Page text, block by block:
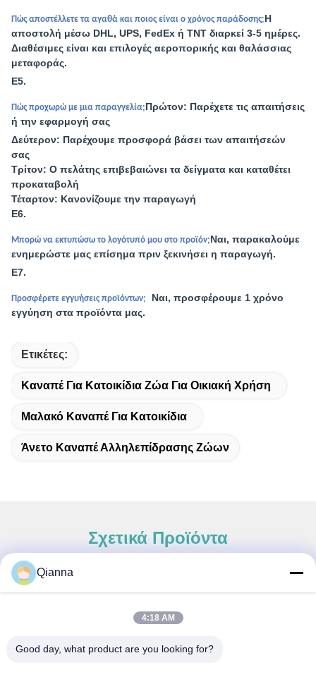
Πώς αποστέλλετε τα αγαθά και ποιος είναι ο χρόνος παράδοσης;Η
αποστολή μέσω DHL, UPS, FedEx ή TNT διαρκεί 3-5 ημέρες.
Διαθέσιμες είναι και επιλογές αεροπορικής και θαλάσσιας
μεταφοράς.
Ε5.
Πώς προχωρώ με μια παραγγελία;Πρώτον: Παρέχετε τις απαιτήσεις
ή την εφαρμογή σας
Δεύτερον: Παρέχουμε προσφορά βάσει των απαιτήσεών
σας
Τρίτον: Ο πελάτης επιβεβαιώνει τα δείγματα και καταθέτει
προκαταβολή
Τέταρτον: Κανονίζουμε την παραγωγή
Ε6.
Μπορώ να εκτυπώσω το λογότυπό μου στο προϊόν;Ναι, παρακαλούμε
ενημερώστε μας επίσημα πριν ξεκινήσει η παραγωγή.
Ε7.
Προσφέρετε εγγυήσεις προϊόντων;
Ναι, προσφέρουμε 1 χρόνο
εγγύηση στα προϊόντα μας.
Ετικέτες:
Καναπέ Για Κατοικίδια Ζώα Για Οικιακή Χρήση
Μαλακό Καναπέ Για Κατοικίδια
Άνετο Καναπέ Αλληλεπίδρασης Ζώων
Σχετικά Προϊόντα
Διεύθυνση
Qianna
4:18 AM
Good day, what product are you looking for?